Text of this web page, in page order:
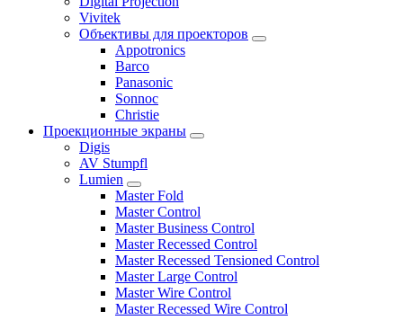
Vivitek
Объективы для проекторов
Appotronics
Barco
Panasonic
Sonnoc
Сhristie
Проекционные экраны
Digis
AV Stumpfl
Lumien
Master Fold
Master Control
Master Business Control
Master Recessed Control
Master Recessed Tensioned Control
Master Large Control
Master Wire Control
Master Recessed Wire Control